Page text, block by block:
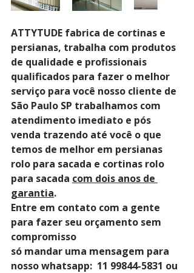
ATTYTUDE fabrica de cortinas e
persianas, trabalha com produtos
de qualidade e profissionais
qualificados para fazer o melhor
serviço para você nosso cliente de
São Paulo SP trabalhamos com
atendimento imediato e pós
venda trazendo até você o que
temos de melhor em persianas
rolo para sacada e cortinas rolo
para sacada com dois anos de
garantia.
Entre em contato com a gente
para fazer seu orçamento sem
compromisso
só mandar uma mensagem para
nosso whatsapp:  11 99844-5831 ou